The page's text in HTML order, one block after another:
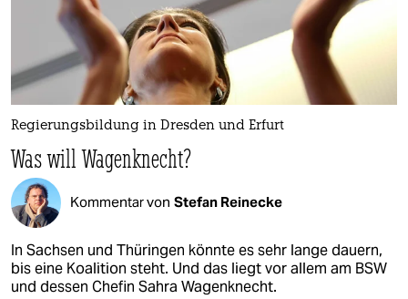
Regierungsbildung in Dresden und Erfurt
Was will Wagenknecht?
Kommentar von Stefan Reinecke
In Sachsen und Thüringen könnte es sehr lange dauern,
bis eine Koalition steht. Und das liegt vor allem am BSW
und dessen Chefin Sahra Wagenknecht.